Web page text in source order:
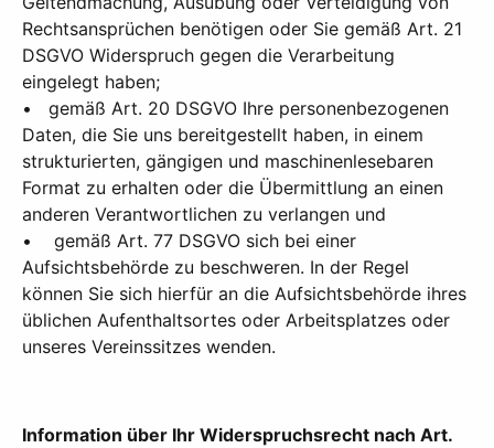
Rechtsansprüchen benötigen oder Sie gemäß Art. 21
DSGVO Widerspruch gegen die Verarbeitung
eingelegt haben;
• gemäß Art. 20 DSGVO Ihre personenbezogenen
Daten, die Sie uns bereitgestellt haben, in einem
strukturierten, gängigen und maschinenlesebaren
Format zu erhalten oder die Übermittlung an einen
anderen Verantwortlichen zu verlangen und
• gemäß Art. 77 DSGVO sich bei einer
Aufsichtsbehörde zu beschweren. In der Regel
können Sie sich hierfür an die Aufsichtsbehörde ihres
üblichen Aufenthaltsortes oder Arbeitsplatzes oder
unseres Vereinssitzes wenden.
Information über Ihr Widerspruchsrecht nach Art.